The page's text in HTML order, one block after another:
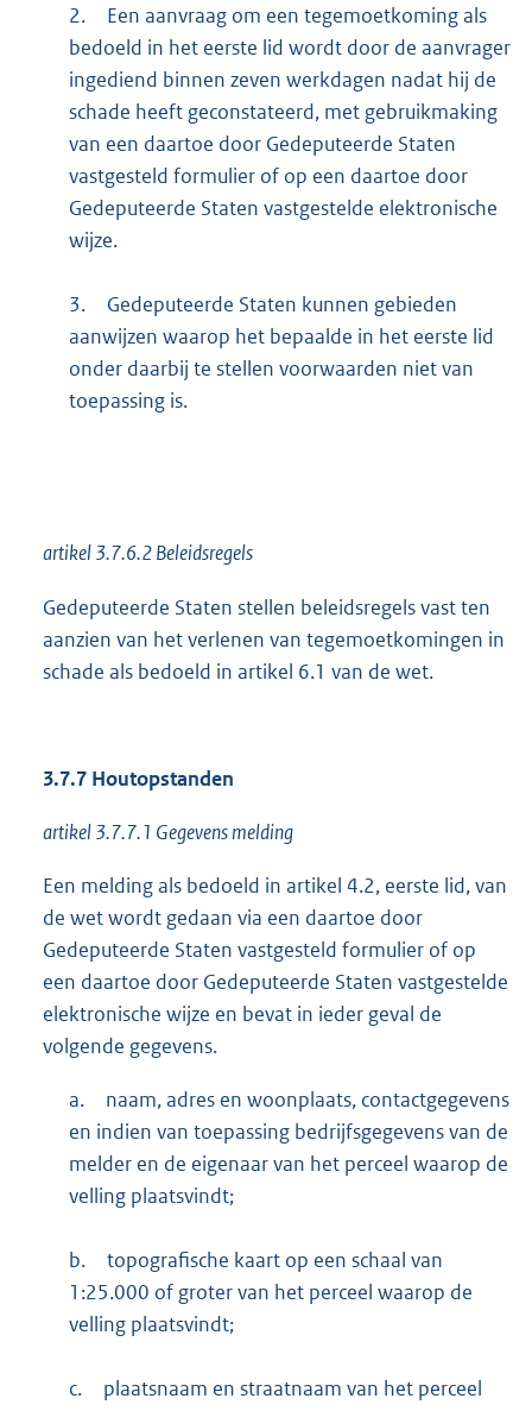
2.
Een aanvraag om een tegemoetkoming als
bedoeld in het eerste lid wordt door de aanvrager
ingediend binnen zeven werkdagen nadat hij de
schade heeft geconstateerd, met gebruikmaking
van een daartoe door Gedeputeerde Staten
vastgesteld formulier of op een daartoe door
Gedeputeerde Staten vastgestelde elektronische
wijze.
3.
Gedeputeerde Staten kunnen gebieden
aanwijzen waarop het bepaalde in het eerste lid
onder daarbij te stellen voorwaarden niet van
toepassing is.
artikel 3.7.6.2 Beleidsregels
Gedeputeerde Staten stellen beleidsregels vast ten
aanzien van het verlenen van tegemoetkomingen in
schade als bedoeld in artikel 6.1 van de wet.
3.7.7 Houtopstanden
artikel 3.7.7.1 Gegevens melding
Een melding als bedoeld in artikel 4.2, eerste lid, van
de wet wordt gedaan via een daartoe door
Gedeputeerde Staten vastgesteld formulier of op
een daartoe door Gedeputeerde Staten vastgestelde
elektronische wijze en bevat in ieder geval de
volgende gegevens.
a.
naam, adres en woonplaats, contactgegevens
en indien van toepassing bedrijfsgegevens van de
melder en de eigenaar van het perceel waarop de
velling plaatsvindt;
b.
topografische kaart op een schaal van
1:25.000 of groter van het perceel waarop de
velling plaatsvindt;
c.
plaatsnaam en straatnaam van het perceel